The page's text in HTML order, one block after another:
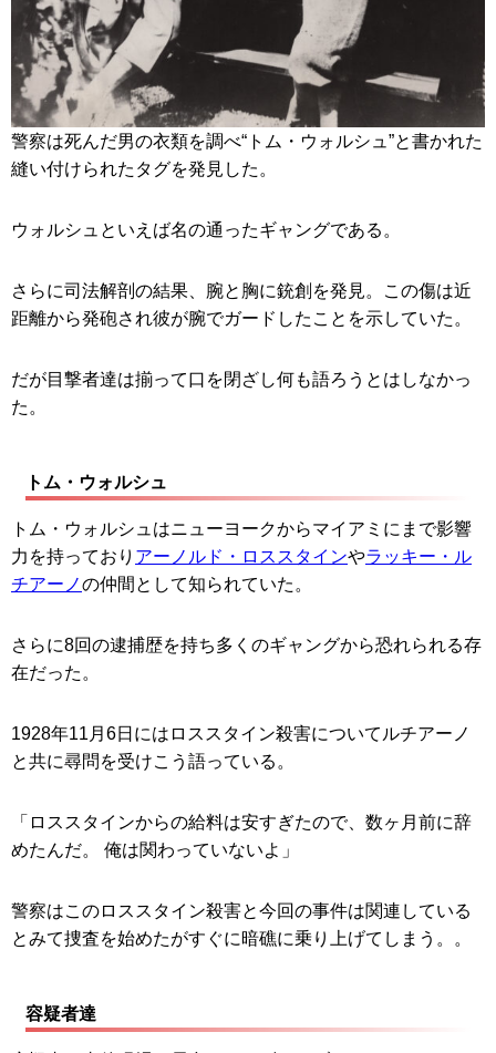
警察は死んだ男の衣類を調べ“トム・ウォルシュ”と書かれた
縫い付けられたタグを発見した。
ウォルシュといえば名の通ったギャングである。
さらに司法解剖の結果、腕と胸に銃創を発見。この傷は近
距離から発砲され彼が腕でガードしたことを示していた。
だが目撃者達は揃って口を閉ざし何も語ろうとはしなかっ
た。
トム・ウォルシュ
トム・ウォルシュはニューヨークからマイアミにまで影響
力を持っており アーノルド・ロススタインやラッキー・ル
チアーノの仲間として知られていた。
さらに8回の逮捕歴を持ち多くのギャングから恐れられる存
在だった。
1928年11月6日にはロススタイン殺害についてルチアーノ
と共に尋問を受けこう語っている。
「ロススタインからの給料は安すぎたので、数ヶ月前に辞
めたんだ。 俺は関わっていないよ」
警察はこのロススタイン殺害と今回の事件は関連している
とみて捜査を始めたがすぐに暗礁に乗り上げてしまう。。
容疑者達